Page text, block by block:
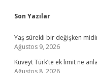
Sidebar
Son Yazılar
Yaş sürekli bir değişken
Ağustos 9, 2026
Kuveyt Türk’te ek limit ne
Ağustos 8, 2026